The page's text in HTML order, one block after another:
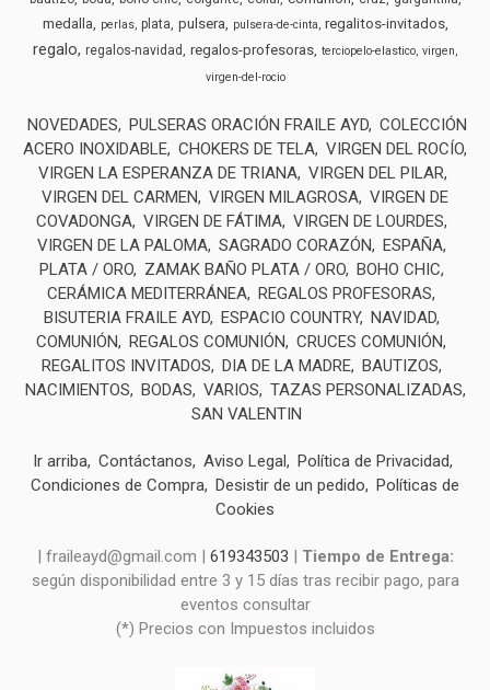
medalla perlas plata pulsera pulsera-de-cinta regalitos-invitados
regalo regalos-navidad regalos-profesoras terciopelo-elastico virgen
virgen-del-rocio
NOVEDADES PULSERAS ORACIÓN FRAILE AYD COLECCIÓN
ACERO INOXIDABLE CHOKERS DE TELA VIRGEN DEL ROCÍO
VIRGEN LA ESPERANZA DE TRIANA VIRGEN DEL PILAR
VIRGEN DEL CARMEN
VIRGEN MILAGROSA VIRGEN DE
COVADONGA VIRGEN DE FÁTIMA VIRGEN DE LOURDES
VIRGEN DE LA PALOMA SAGRADO CORAZÓN
ESPAÑA
PLATA / ORO
ZAMAK BAÑO PLATA / ORO BOHO CHIC
CERÁMICA MEDITERRÁNEA REGALOS PROFESORAS
BISUTERIA FRAILE AYD ESPACIO COUNTRY NAVIDAD
COMUNIÓN
REGALOS COMUNIÓN
CRUCES COMUNIÓN
REGALITOS INVITADOS
DIA DE LA MADRE BAUTIZOS
NACIMIENTOS
BODAS VARIOS
TAZAS PERSONALIZADAS
SAN VALENTIN
Ir arriba Contáctanos Aviso Legal
Política de Privacidad
Condiciones de Compra Desistir de un pedido
Políticas de
Cookies
| fraileayd@gmail.com | 619343503 | Tiempo de Entrega:
según disponibilidad entre 3 y 15 días tras recibir pago, para
eventos consultar
(*) Precios con Impuestos incluidos